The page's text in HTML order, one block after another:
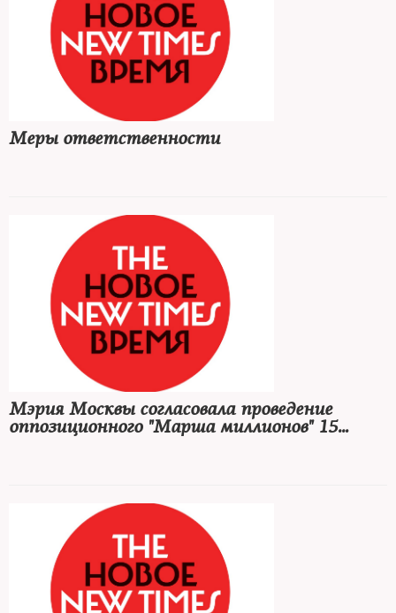
Меры ответственности
Мэрия Москвы согласовала проведение
оппозиционного "Марша миллионов" 15